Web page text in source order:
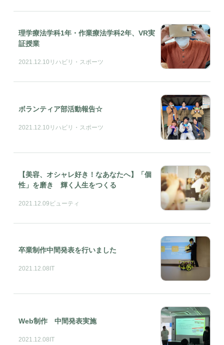
理学療法学科1年・作業療法学科2年、VR実
証授業
2021.12.10 リハビリ・スポーツ
ボランティア部活動報告☆
2021.12.10 リハビリ・スポーツ
【美容、オシャレ好き！なあなたへ】「個
性」を磨き 輝く人生をつくる
2021.12.09 ビューティ
卒業制作中間発表を行いました
2021.12.08 IT
Web制作 中間発表実施
2021.12.08IT